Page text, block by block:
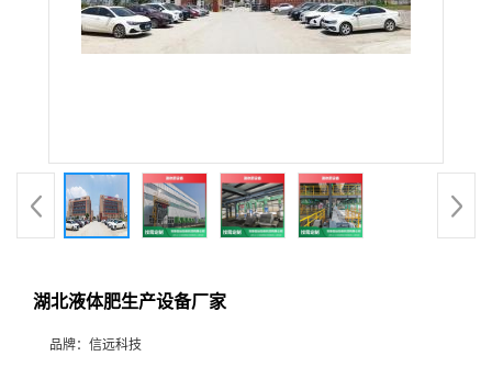
湖北液体肥生产设备厂家
品牌： 信远科技